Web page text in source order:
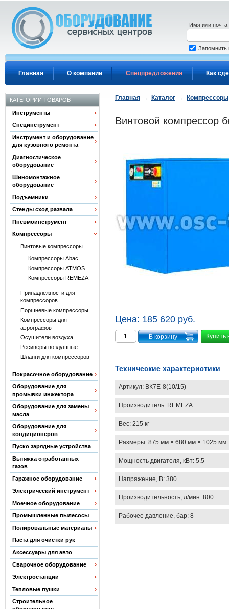
Главная О компании Спецпредложения Как
Имя или почта
Запомнить
КАТЕГОРИИ ТОВАРОВ
Инструменты
Специнструмент
Инструмент и оборудование
для кузовного ремонта
Диагностическое
оборудование
Шиномонтажное
оборудование
Подъемники
Стенды сход развала
Пневмоинструмент
Компрессоры
Винтовые компрессоры
Компрессоры Abac
Компрессоры ATMOS
Компрессоры REMEZA
Принадлежности для
компрессоров
Поршневые компрессоры
Компрессоры для
аэрографов
Осушители воздуха
Ресиверы воздушные
Шланги для компрессоров
Покрасочное оборудование
Оборудование для
промывки инжектора
Оборудование для замены
масла
Оборудование для
кондиционеров
Пуско зарядные устройства
Вытяжка отработанных
газов
Гаражное оборудование
Электрический инструмент
Моечное оборудование
Промышленные пылесосы
Полировальные материалы
Паста для очистки рук
Аксессуары для авто
Сварочное оборудование
Электростанции
Тепловые пушки
Строительное
Главная → Каталог → Компрессоры
Винтовой компрессор
Цена: 185 620 руб.
Купить
Технические характеристики
Артикул: ВК7E-8(10/15)
Производитель: REMEZA
Вес: 215 кг
Размеры: 875 мм × 680 мм × 1025 мм
Мощность двигателя, кВт: 5.5
Напряжение, В: 380
Производительность, л/мин: 800
Рабочее давление, бар: 8